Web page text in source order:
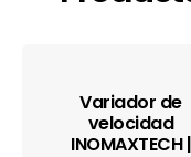
Variador de
velocidad
INOMAXTECH |